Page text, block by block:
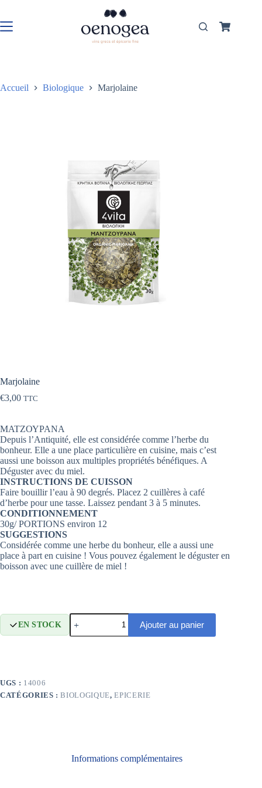
contenu
Panier
Accueil Biologique Marjolaine
Marjolaine
€3,00 TTC
ΜΑΤΖΟΥΡΑΝΑ
Depuis l’Antiquité, elle est considérée comme l’herbe du
bonheur. Elle a une place particulière en cuisine, mais c’est
aussi une boisson aux multiples propriétés bénéfiques. A
Déguster avec du miel.
INSTRUCTIONS DE CUISSON
Faire bouillir l’eau à 90 degrés. Placez 2 cuillères à café
d’herbe pour une tasse. Laissez pendant 3 à 5 minutes.
CONDITIONNEMENT
30g/ PORTIONS environ 12
SUGGESTIONS
Considérée comme une herbe du bonheur, elle a aussi une
place à part en cuisine ! Vous pouvez également le déguster en
boisson avec une cuillère de miel !
EN STOCK
quantité
de
Marjolaine
Ajouter au panier
UGS : 14006
CATÉGORIES :BIOLOGIQUE,EPICERIE
Informations complémentaires